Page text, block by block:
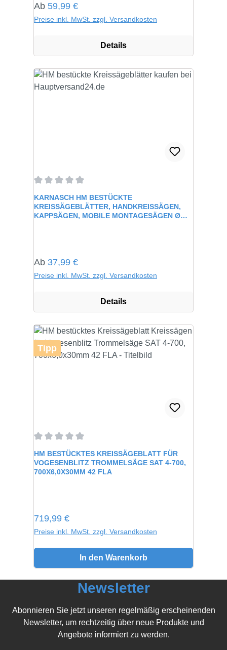
Regulärer Preis:
Ab 59,99 €
Preise inkl. MwSt. zzgl. Versandkosten
Details
Durchschnittliche Bewertung von 0 von 5 Sternen
KARNASCH HM BESTÜCKTE
KREISSÄGEBLÄTTER, HANDKREISSÄGEN,
KAPPSÄGEN, MOBILE MONTAGESÄGEN Ø
Regulärer Preis:
Ab 37,99 €
Preise inkl. MwSt. zzgl. Versandkosten
Details
Tipp
Durchschnittliche Bewertung von 0 von 5 Sternen
HM BESTÜCKTES KREISSÄGEBLATT FÜR
VOGESENBLITZ TROMMELSÄGE SAT 4-700,
700X6,0X30MM 42 FLA
Regulärer Preis:
719,99 €
Preise inkl. MwSt. zzgl. Versandkosten
In den Warenkorb
Newsletter
Abonnieren Sie jetzt unseren regelmäßig erscheinenden
Newsletter, um rechtzeitig über neue Produkte und
Angebote informiert zu werden.